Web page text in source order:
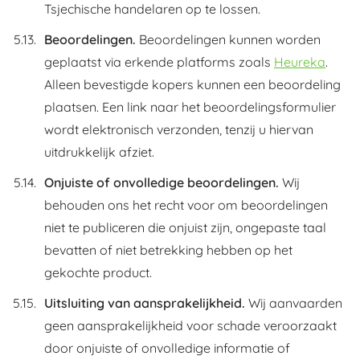
Tsjechische handelaren op te lossen.
Beoordelingen. Beoordelingen kunnen worden
geplaatst via erkende platforms zoals Heureka.
Alleen bevestigde kopers kunnen een beoordeling
plaatsen. Een link naar het beoordelingsformulier
wordt elektronisch verzonden, tenzij u hiervan
uitdrukkelijk afziet.
Onjuiste of onvolledige beoordelingen. Wij
behouden ons het recht voor om beoordelingen
niet te publiceren die onjuist zijn, ongepaste taal
bevatten of niet betrekking hebben op het
gekochte product.
Uitsluiting van aansprakelijkheid. Wij aanvaarden
geen aansprakelijkheid voor schade veroorzaakt
door onjuiste of onvolledige informatie of